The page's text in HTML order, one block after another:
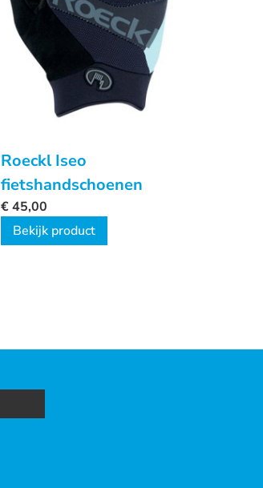
Roeckl Iseo
fietshandschoenen
€45,00
Bekijk product